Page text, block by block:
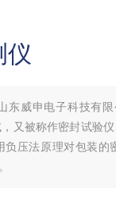
仪
东威申电子科技有
又被称作密封试验
压法原理对包装的